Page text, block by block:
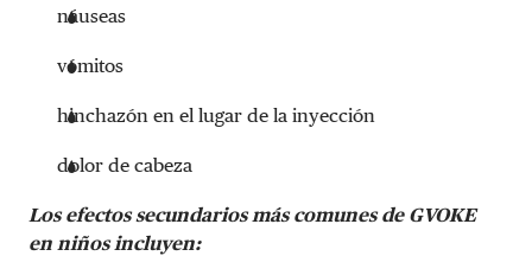
náuseas
vómitos
hinchazón en el lugar de la inyección
dolor de cabeza
Los efectos secundarios más comunes de GVOKE
en niños incluyen: